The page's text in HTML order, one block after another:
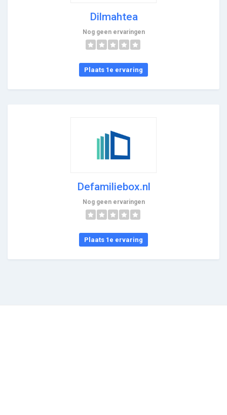
Dilmahtea
Nog geen ervaringen
Plaats 1e ervaring
Defamiliebox.nl
Nog geen ervaringen
Plaats 1e ervaring